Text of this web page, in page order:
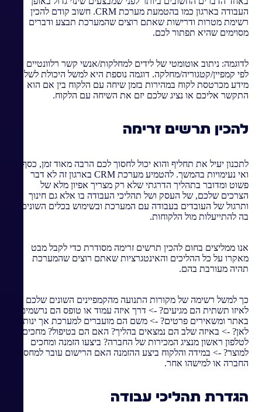
העבודה בארגון כמו בהטמעת מערכת CRM. חשוב קודם להכין
רשימת מטרות ודרישות שאתם רוצים שהמערכת תבצע ודברים
מסוימים שהיא תפתור לכם.
לדוגמה: ניתוב אוטומטי של לידים למחלקות/אנשי קשר רלוונטיים
לפי קמפיין/קטגוריה/מחלקה. דוגמה נוספת היא למשל היכולת לשלוף
מידע מכרטסת לקוח במהירות בזמן שיחה עם הלקוח בין אם הוא
התקשר אליכם או נציג שלכם יזם את השיחה עם הלקוח.
להכין תרשים זרימה
לתכנון יעיל את תחליף והוא יכול לחסוך לכם הרבה מאוד זמן, כסף
ואי נעימויות בהמשך. להטמיע מערכת CRM בארגון זה לא דבר
פשוט ומדובר בתהליך הדרגתי שלא רק מצריך אפיון מלא של
הצרכים שלכם, של העסק ושל תהליכי העבודה בו אלא גם חינוך
ותרגול של העובדים בעבודה עם המערכת ובשימוש בכלים השונים
בה להתייעלות מול הלקוחות.
אנו ממליצים בחום להכין תרשים זרימה מסודרת כדי לקבל מבט
מאקרו על כל ההליכים והאינטגרציות שאתם רוצים שהמערכת
תהיה מעורבת בהם.
כך למשל רשימה של מקורות התנועה מהקמפיינים השונים שלכם ->
לאיזו תשתית הם מגיעים? -> דרך איזה עמוד או טופס הם נרשמים
באתר ומשאירים פרטים? -> משם הם מועברים למערכת אך ינותבו
לאן? -> באיזה שלב הם נמצאים בהליך? האם הם בטיפול? מחכים
לטלפון ראשון מנציג המכירות של החברה? ביצעו הזמנה ומחכים
למוצר? -> במידה והלקוח ביצע ההזמנה האם הרישום עובר למחסני
החברה או למישהו אחר.
הגדרת תהליכי עבודה